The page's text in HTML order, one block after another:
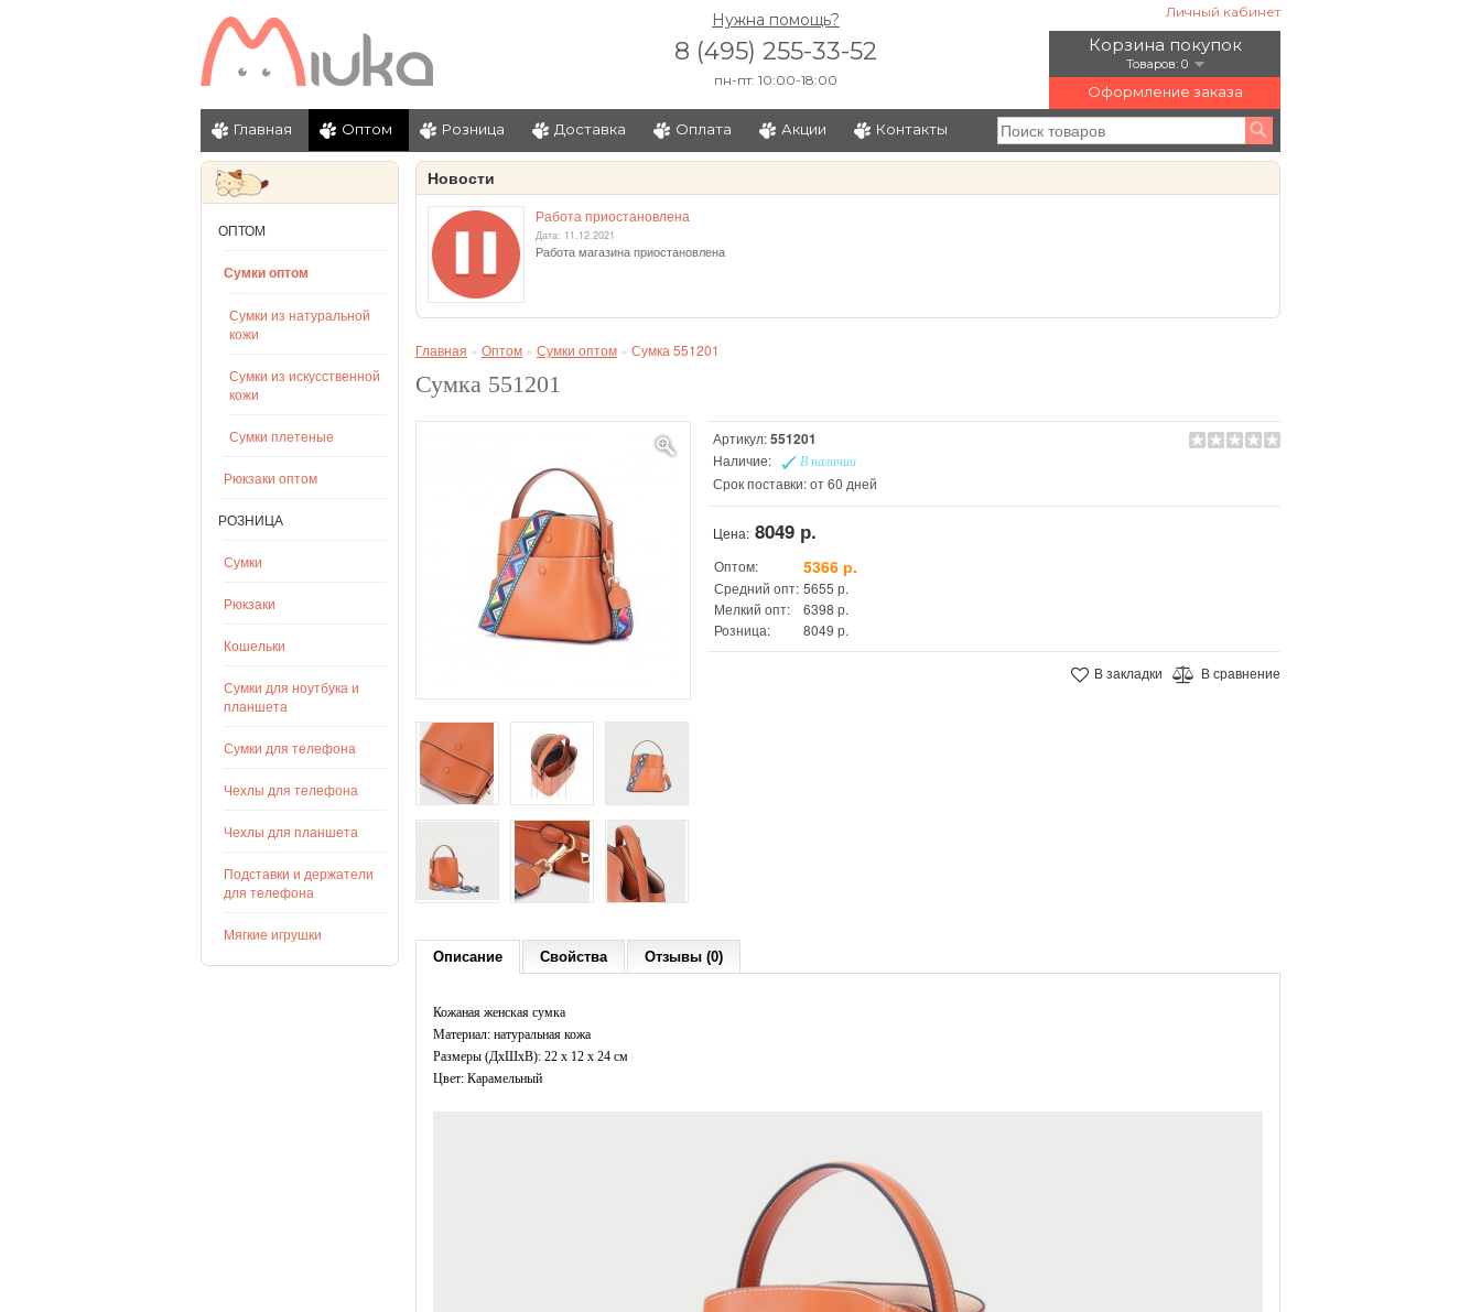
Личный кабинет
Корзина покупок
Товаров: 0
Оформление заказа
Нужна помощь?
8 (495) 255-33-52
пн-пт: 10:00-18:00
Главная Оптом Розница Доставка Оплата Акции Контакты
ОПТОМ
Сумки оптом
Сумки из натуральной
кожи
Сумки из искусственной
кожи
Сумки плетеные
Рюкзаки оптом
РОЗНИЦА
Сумки
Рюкзаки
Кошельки
Сумки для ноутбука и
планшета
Сумки для телефона
Чехлы для телефона
Чехлы для планшета
Подставки и держатели
для телефона
Мягкие игрушки
Новости
Работа приостановлена
Дата: 11.12.2021
Работа магазина приостановлена
Главная » Оптом » Сумки оптом » Сумка 551201
Сумка 551201
Артикул:551201
Наличие: В наличии
Срок поставки: от 60 дней
Цена: 8049 р.
Оптом: 5366 р.
Средний опт: 5655 р.
Мелкий опт:
6398 р.
Розница:
8049 р.
В закладки В сравнение
Описание Свойства Отзывы (0)
Кожаная женская сумка
Материал: натуральная кожа
Размеры (ДxШхВ): 22 x 12 x 24 см
Цвет: Карамельный